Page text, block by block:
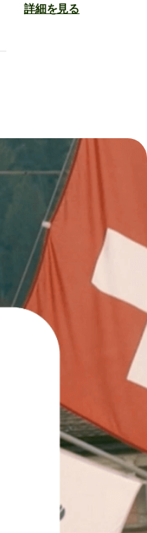
詳細を見る